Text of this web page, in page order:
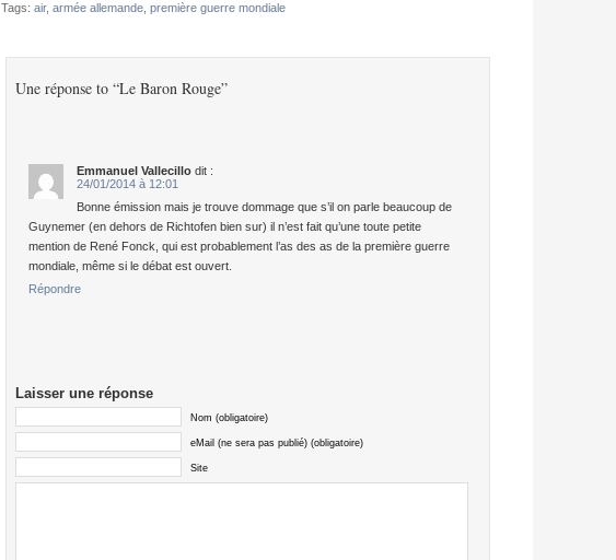
Tags: air, armée allemande première guerre mondiale
Une réponse to “Le Baron Rouge”
Emmanuel Vallecillo dit :
24/01/2014 à 12:01
Bonne émission mais je trouve dommage que s’il on parle beaucoup de
Guynemer (en dehors de Richtofen bien sur) il n’est fait qu’une toute petite
mention de René Fonck, qui est probablement l’as des as de la première guerre
mondiale, même si le débat est ouvert.
Répondre
Laisser une réponse
Nom (obligatoire)
eMail (ne sera pas publié) (obligatoire)
Site